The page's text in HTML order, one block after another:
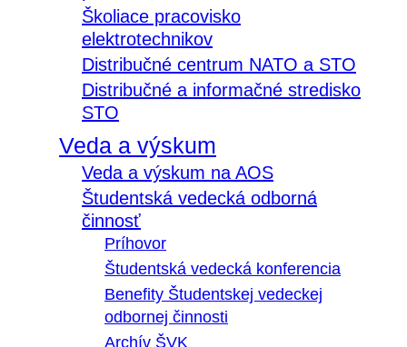
Školiace pracovisko
elektrotechnikov
Distribučné centrum NATO a STO
Distribučné a informačné stredisko
STO
Veda a výskum
Veda a výskum na AOS
Študentská vedecká odborná
činnosť
Príhovor
Študentská vedecká konferencia
Benefity Študentskej vedeckej
odbornej činnosti
Archív ŠVK